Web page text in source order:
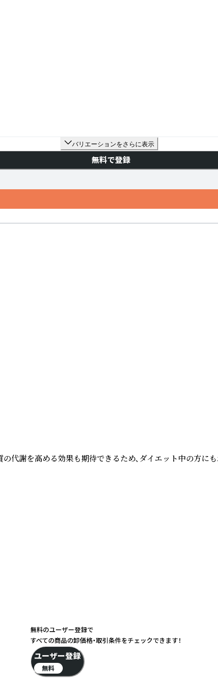
バリエーションをさらに表示
無料で登録
代謝を高める効果も期待できるため、ダイエット中の方にも
無料のユーザー登録で
すべての商品の卸価格・取引条件をチェックできます！
ユーザー登録
無料